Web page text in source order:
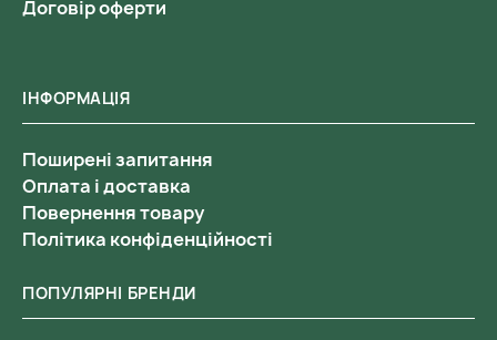
ІНФОРМАЦІЯ
Поширені запитання
Оплата і доставка
Повернення товару
Політика конфіденційності
Договір оферти
ПОПУЛЯРНІ БРЕНДИ